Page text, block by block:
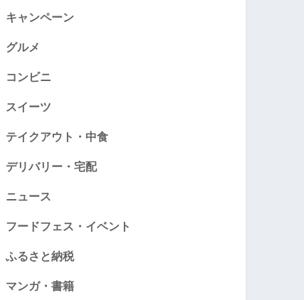
キャンペーン
グルメ
コンビニ
スイーツ
テイクアウト・中食
デリバリー・宅配
ニュース
フードフェス・イベント
ふるさと納税
マンガ・書籍